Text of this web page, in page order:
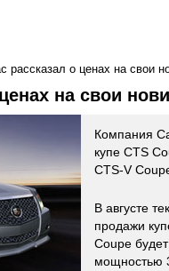
рассказал о ценах на свои
на свои
Компания
купе CTS
CTS-V
В августе
продажи
Coupe
мощностью